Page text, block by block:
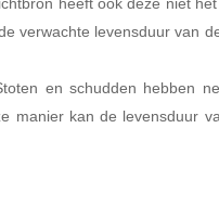
verwachte levensduur van
en schudden hebben
kan de levensduur